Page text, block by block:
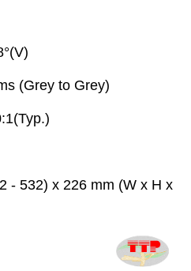
(Grey to Grey)
- 532) x 226 mm (W x H x